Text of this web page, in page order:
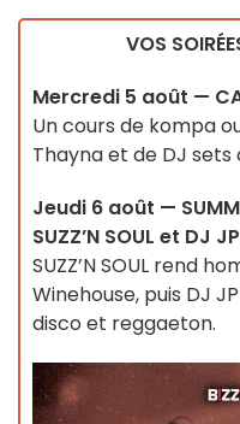
VOS
Mercredi 5 août —
Un cours de kompa
Thayna et de DJ sets
Jeudi 6 août —
SUZZ’N SOUL et DJ
SUZZ’N SOUL rend
Winehouse, puis DJ
disco et reggaeton.